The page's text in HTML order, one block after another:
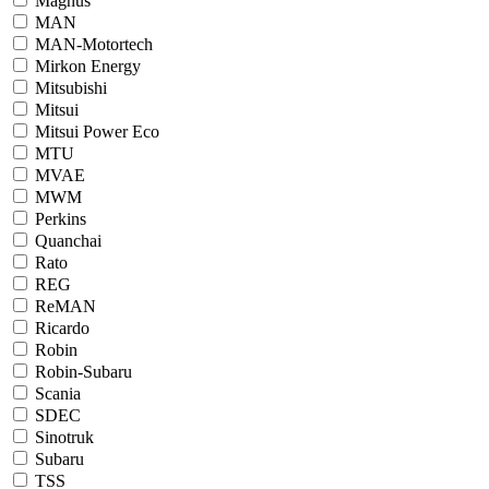
MAN
MAN-Motortech
Mirkon Energy
Mitsubishi
Mitsui
Mitsui Power Eco
MTU
MVAE
MWM
Perkins
Quanchai
Rato
REG
ReMAN
Ricardo
Robin
Robin-Subaru
Scania
SDEC
Sinotruk
Subaru
TSS